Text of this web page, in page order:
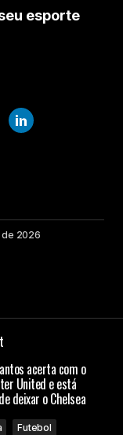
esporte
de 2026
acerta com o
United e está
deixar o Chelsea
Futebol